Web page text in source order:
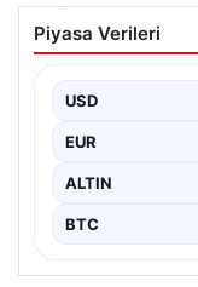
Enflasyon
Piyasa Verileri
USD
EUR
ALTIN
BTC